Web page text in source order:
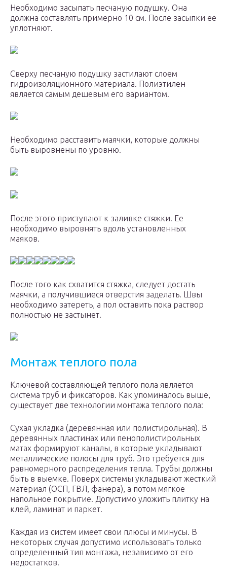
Необходимо засыпать песчаную подушку. Она
должна составлять примерно 10 см. После засыпки ее
уплотняют.
Сверху песчаную подушку застилают слоем
гидроизоляционного материала. Полиэтилен
является самым дешевым его вариантом.
Необходимо расставить маячки, которые должны
быть выровнены по уровню.
После этого приступают к заливке стяжки. Ее
необходимо выровнять вдоль установленных
маяков.
После того как схватится стяжка, следует достать
маячки, а получившиеся отверстия заделать. Швы
необходимо затереть, а пол оставить пока раствор
полностью не застынет.
Монтаж теплого пола
Ключевой составляющей теплого пола является
система труб и фиксаторов. Как упоминалось выше,
существует две технологии монтажа теплого пола:
Сухая укладка (деревянная или полистирольная). В
деревянных пластинах или пенополистирольных
матах формируют каналы, в которые укладывают
металлические полосы для труб. Это требуется для
равномерного распределения тепла. Трубы должны
быть в выемке. Поверх системы укладывают жесткий
материал (ОСП, ГВЛ, фанера), а потом мягкое
напольное покрытие. Допустимо уложить плитку на
клей, ламинат и паркет.
Каждая из систем имеет свои плюсы и минусы. В
некоторых случая допустимо использовать только
определенный тип монтажа, независимо от его
недостатков.